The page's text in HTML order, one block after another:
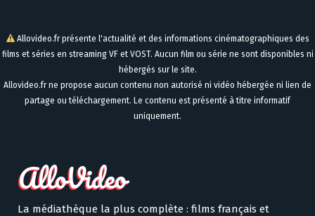
Allovideo.fr présente l'actualité et des informations cinématographiques des
films et séries en streaming VF et VOST. Aucun film ou série ne sont disponibles ni
hébergés sur le site.
Allovideo.fr ne propose aucun contenu non autorisé ni vidéo hébergée ni lien de
partage ou téléchargement. Le contenu est présenté à titre informatif
uniquement.
La médiathèque la plus complète : films français et